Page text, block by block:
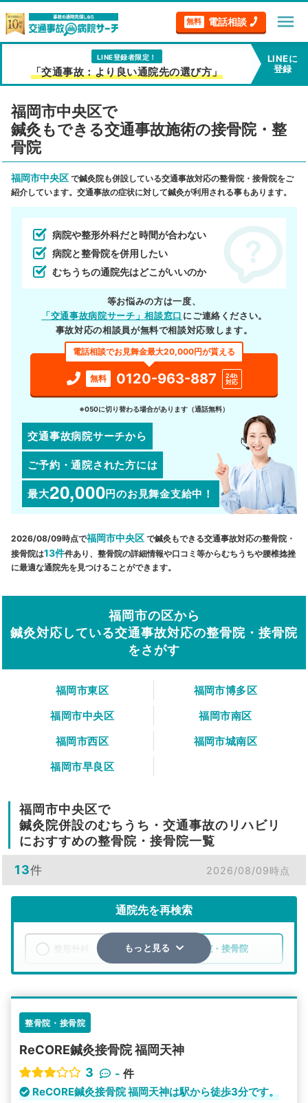
無料 電話相談 menu
LINE登録者限定！
「交通事故：より良い通院先の選び方」
LINEに
登録
福岡市中央区で
鍼灸もできる交通事故施術の接骨院・整
骨院
福岡市中央区 で鍼灸院も併設している交通事故対応の整骨院・接骨院をご
紹介しています。交通事故の症状に対して鍼灸が利用される事もあります。
病院や整形外科だと時間が合わない
病院と整骨院を併用したい
むちうちの通院先はどこがいいのか
等お悩みの方は一度、
「交通事故病院サーチ」相談窓口 にご連絡ください。
事故対応の相談員が無料で相談対応致します。
電話相談でお見舞金最大20,000円が貰える
無料 0120-963-887
24h
対応
※050に切り替わる場合があります（通話無料）
交通事故病院サーチから
ご予約・通院された方には
最大20,000円のお見舞金支給中！
2026/08/09時点で福岡市中央区 で鍼灸もできる交通事故対応の整骨院・
接骨院は13件件あり、整骨院の詳細情報や口コミ等からむちうちや腰椎捻挫
に最適な通院先を見つけることができます。
福岡市の区から
鍼灸対応している交通事故対応の整骨院・接骨院
をさがす
福岡市東区
福岡市博多区
福岡市中央区
福岡市南区
福岡市西区
福岡市城南区
福岡市早良区
福岡市中央区で
鍼灸院併設のむちうち・交通事故のリハビリ
におすすめの整骨院・接骨院一覧
13件 2026/08/09時点
通院先を再検索
整骨院・接骨院
詳細条件で絞り込む
その他の検索方法
もっと見る
整骨院・接骨院
ReCORE鍼灸接骨院 福岡天神
3
- 件
ReCORE鍼灸接骨院 福岡天神は駅から徒歩3分です。